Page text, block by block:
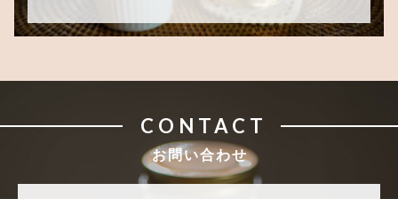
CONTACT
お問い合わせ